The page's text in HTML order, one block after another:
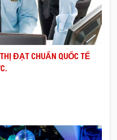
ĐẠT CHUẨN QUỐC TẾ